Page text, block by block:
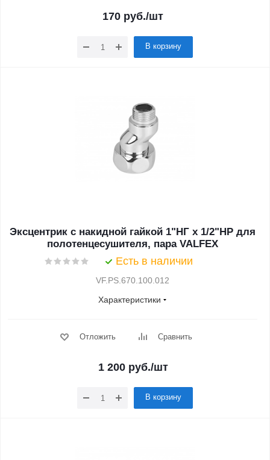
170 руб./шт
В корзину
Эксцентрик с накидной гайкой 1"НГ х 1/2"НР для
полотенцесушителя, пара VALFEX
Есть в наличии
VF.PS.670.100.012
Характеристики
Отложить Сравнить
1 200руб./шт
В корзину